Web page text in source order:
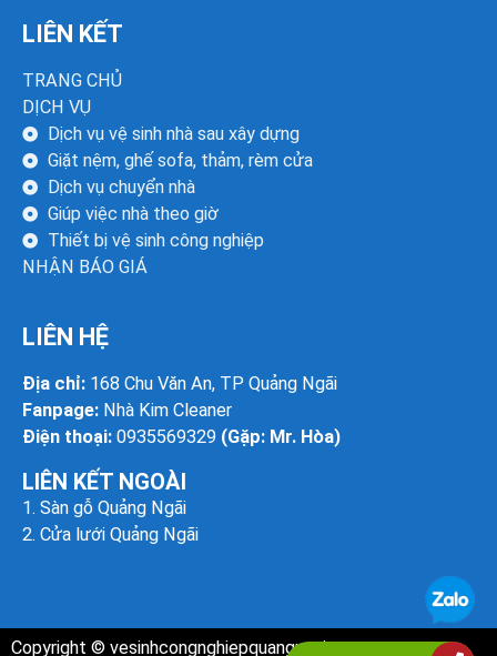
LIÊN KẾT
TRANG CHỦ
DỊCH VỤ
Dịch vụ vệ sinh nhà sau xây dựng
Giặt nệm, ghế sofa, thảm, rèm cửa
Dịch vụ chuyển nhà
Giúp việc nhà theo giờ
Thiết bị vệ sinh công nghiệp
NHẬN BÁO GIÁ
LIÊN HỆ
Địa chỉ: 168 Chu Văn An, TP Quảng Ngãi
Fanpage: Nhà Kim Cleaner
Điện thoại: 0935569329 (Gặp: Mr. Hòa)
LIÊN KẾT NGOÀI
1. Sàn gỗ Quảng Ngãi
2. Cửa lưới Quảng Ngãi
Copyright © vesinhcongnghiepquangngai.com